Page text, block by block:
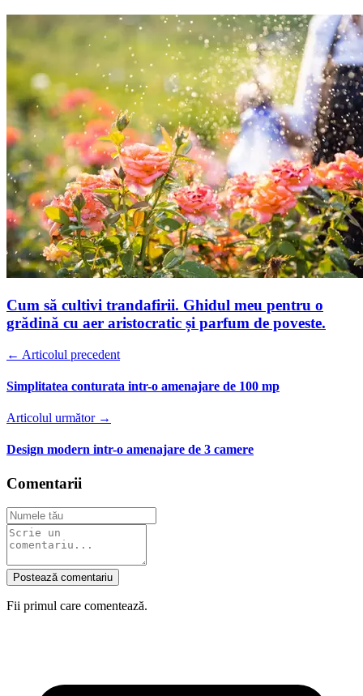
Cum să cultivi trandafirii. Ghidul meu pentru o
grădină cu aer aristocratic și parfum de poveste.
← Articolul precedent
Simplitatea conturata intr-o amenajare de 100 mp
Articolul următor →
Design modern intr-o amenajare de 3 camere
Comentarii
Postează comentariu
Fii primul care comentează.